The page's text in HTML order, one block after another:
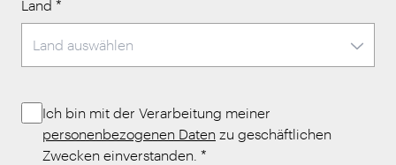
Land *
Ich bin mit der Verarbeitung meiner
personenbezogenen Daten zu geschäftlichen
Zwecken einverstanden. *